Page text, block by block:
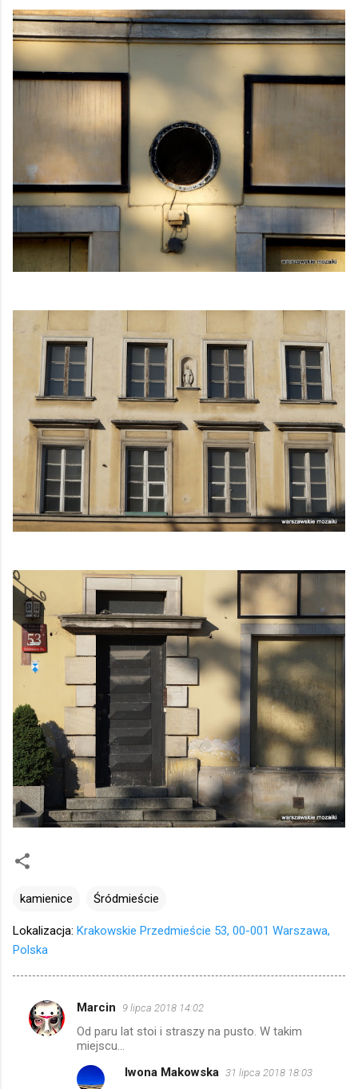
kamienice Śródmieście
Lokalizacja: Krakowskie Przedmieście 53, 00-001 Warszawa,
Polska
K
o
Marcin 9 lipca 2018 14:02
Od paru lat stoi i straszy na pusto. W takim
miejscu...
Iwona Makowska 31 lipca 2018 18:03